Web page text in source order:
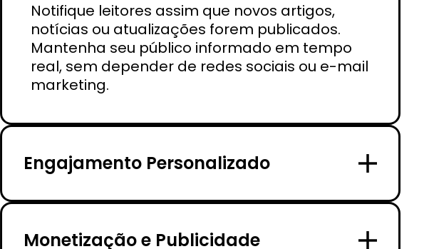
Notifique leitores assim que novos artigos,
notícias ou atualizações forem publicados.
Mantenha seu público informado em tempo
real, sem depender de redes sociais ou e-mail
marketing.
Engajamento Personalizado
Monetização e Publicidade